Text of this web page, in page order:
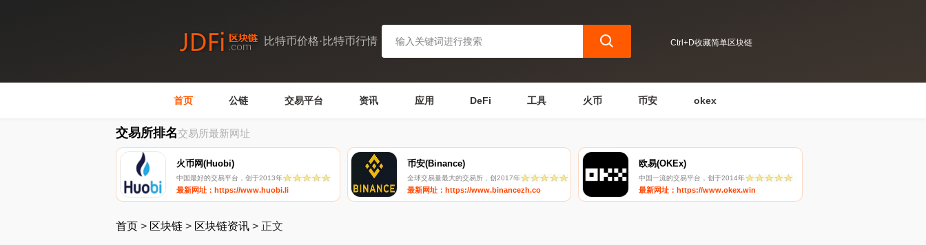
比特币价格·比特币行情 Ctrl+D收藏简单区块链
首页 公链 交易平台 资讯 应用 DeFi 工具 火币 币安 okex
交易所排名交易所最新网址
火币网(Huobi)
中国最好的交易平台，创于2013年
最新网址：https://www.huobi.li
币安(Binance)
全球交易量最大的交易所，创2017年
最新网址：https://www.binancezh.co
欧易(OKEx)
中国一流的交易平台，创于2014年
最新网址：https://www.okex.win
首页 > 区块链 > 区块链资讯 > 正文